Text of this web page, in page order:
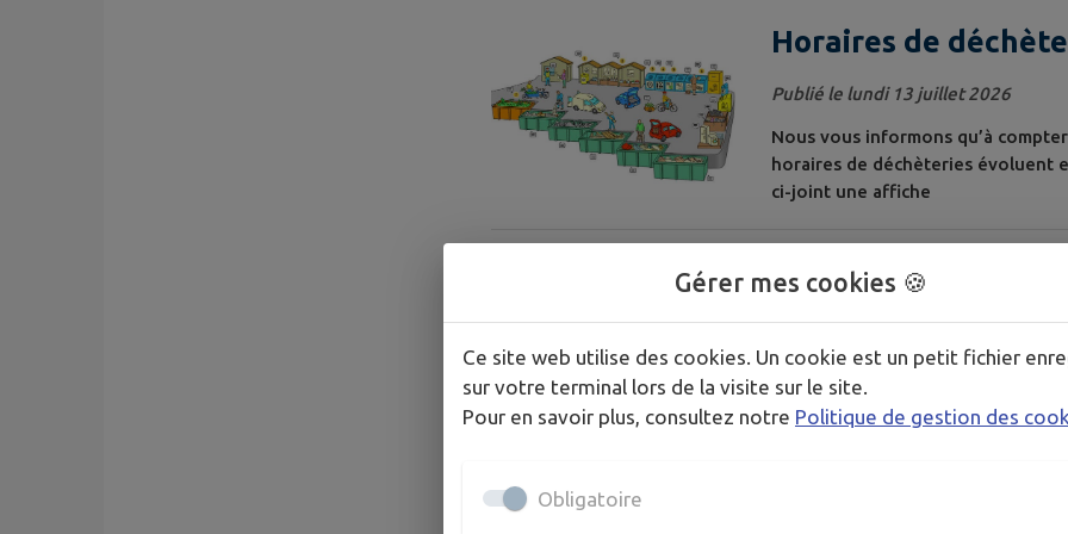
Horaires de
Publié le lundi 13 juillet 2026
Nous vous informons qu’à
horaires de déchèteries évoluent
ci-joint une affiche
RESTRICTION
Publié le lundi 06 juillet 2026
Monsieur le Préfet de Saône-et-
portant restriction temporaire de
de Saône-et-Loire (en pièce
FERMETURE
Gérer mes cookies 🍪
Ce site web utilise des cookies. Un cookie est un petit fichier
sur votre terminal lors de la visite sur le site.
Pour en savoir plus, consultez notre Politique de gestion des
Obligatoire